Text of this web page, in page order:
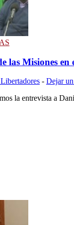
las Misiones
- Dejar
la entrevista a